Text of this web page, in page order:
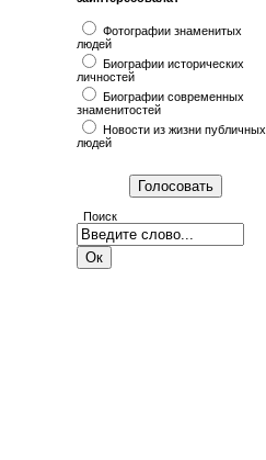
Фотографии знаменитых
людей
Биографии исторических
личностей
Биографии современных
знаменитостей
Новости из жизни публичных
людей
Поиск